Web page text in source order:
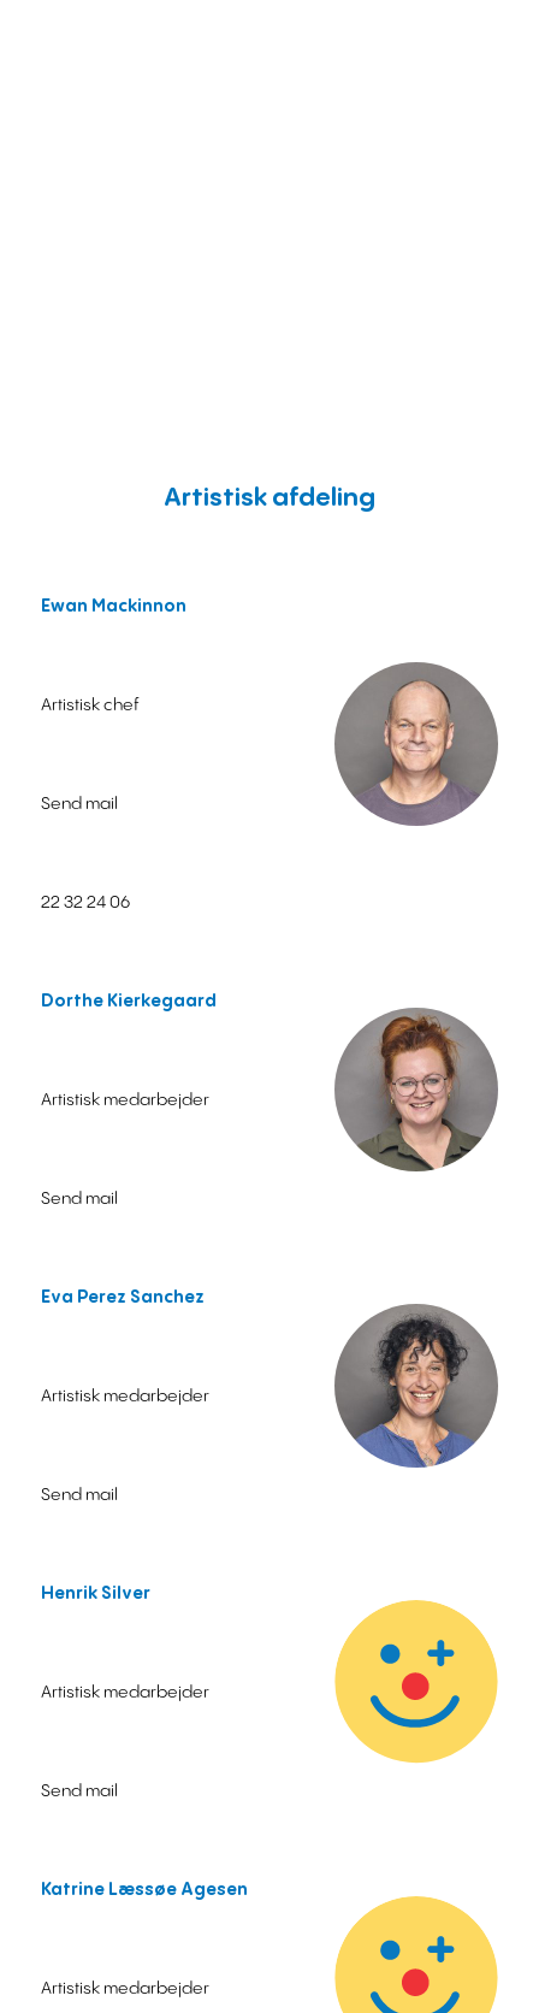
Artistisk afdeling
Ewan Mackinnon
Artistisk chef
Send mail
22 32 24 06
Dorthe Kierkegaard
Artistisk medarbejder
Send mail
Eva Perez Sanchez
Artistisk medarbejder
Send mail
Henrik Silver
Artistisk medarbejder
Send mail
Katrine Læssøe Agesen
Artistisk medarbejder